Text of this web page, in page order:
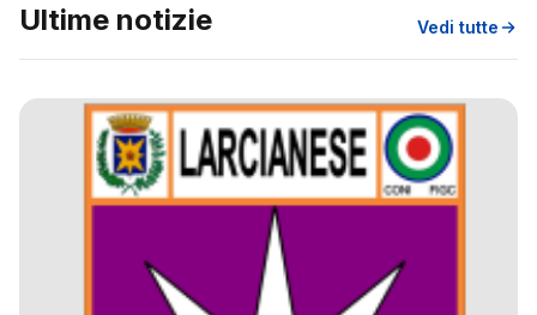
Ultime notizie Vedi tutte